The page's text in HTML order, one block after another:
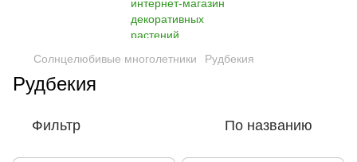
Солнцелюбивые многолетники Рудбекия
Рудбекия
Фильтр По названию